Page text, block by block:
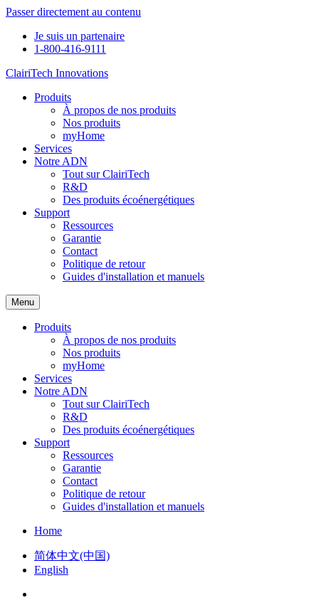
Passer directement au contenu
Je suis un partenaire
1-800-416-9111
ClairiTech Innovations
Produits
À propos de nos produits
Nos produits
myHome
Services
Notre ADN
Tout sur ClairiTech
R&D
Des produits écoénergétiques
Support
Ressources
Garantie
Contact
Politique de retour
Guides d'installation et manuels
Menu
Produits
À propos de nos produits
Nos produits
myHome
Services
Notre ADN
Tout sur ClairiTech
R&D
Des produits écoénergétiques
Support
Ressources
Garantie
Contact
Politique de retour
Guides d'installation et manuels
Home
简体中文(中国)
English